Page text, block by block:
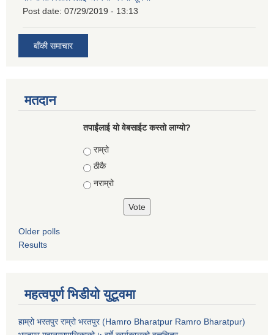
Post date: 07/29/2019 - 13:13
बाँकी समाचार
मतदान
तपाईंलाई यो वेबसाईट कस्तो लाग्यो?
Choices
राम्रो
ठीकै
नराम्रो
Older polls
Results
महत्वपूर्ण भिडीयो युटूवमा
हाम्रो भरतपुर राम्रो भरतपुर (Hamro Bharatpur Ramro Bharatpur)